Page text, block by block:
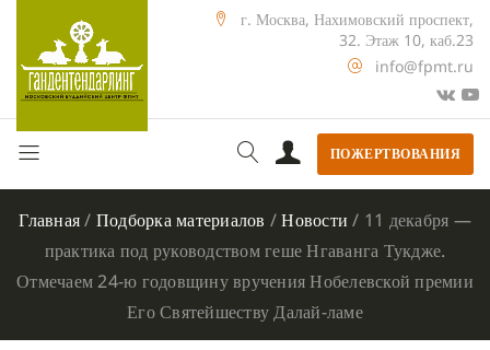
г. Москва, Нахимовский проспект,
32. Этаж 10, каб.23
info@fpmt.ru
ПОЖЕРТВОВАНИЯ
Главная/ Подборка материалов /Новости / 11 декабря —
практика под руководством геше Нгаванга Тукдже.
Отмечаем 24-ю годовщину вручения Нобелевской премии
Его Святейшеству Далай-ламе